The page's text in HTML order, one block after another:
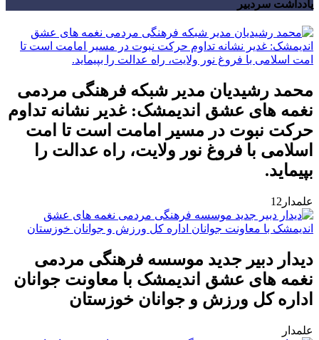
یادداشت سردبیر
محمد رشیدیان مدیر شبکه فرهنگی مردمی
نغمه های عشق اندیمشک: غدیر نشانه تداوم
حرکت نبوت در مسیر امامت است تا امت
اسلامی با فروغ نور ولایت، راه عدالت را
بپیماید.
علمدار12
دیدار دبیر جدید موسسه فرهنگی مردمی
نغمه های عشق اندیمشک با معاونت جوانان
اداره کل ورزش و جوانان خوزستان
علمدار